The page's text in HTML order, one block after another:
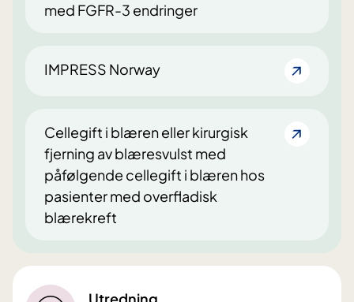
med FGFR-3 endringer
IMPRESS Norway
Cellegift i blæren eller kirurgisk
fjerning av blæresvulst med
påfølgende cellegift i blæren hos
pasienter med overfladisk
blærekreft
Utredning